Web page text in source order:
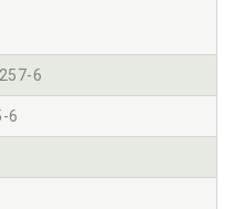
6
6